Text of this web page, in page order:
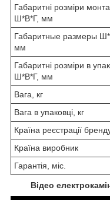
Габаритні розміри
Ш*В*Г, мм
Габаритные размеры
мм
Габаритні розміри в
Ш*В*Г, мм
Вага, кг
Вага в упаковці, кг
Країна реєстрації
Країна виробник
Гарантія, міс.
Відео